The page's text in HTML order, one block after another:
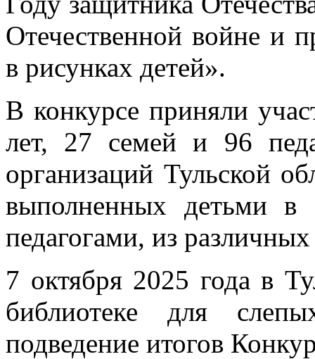
Отечественной войне и
в рисунках детей».
В конкурсе приняли
лет, 27 семей и 96
организаций Тульской
выполненных детьми в
педагогами, из
7 октября 2025 года в
библиотеке для
подведение итогов